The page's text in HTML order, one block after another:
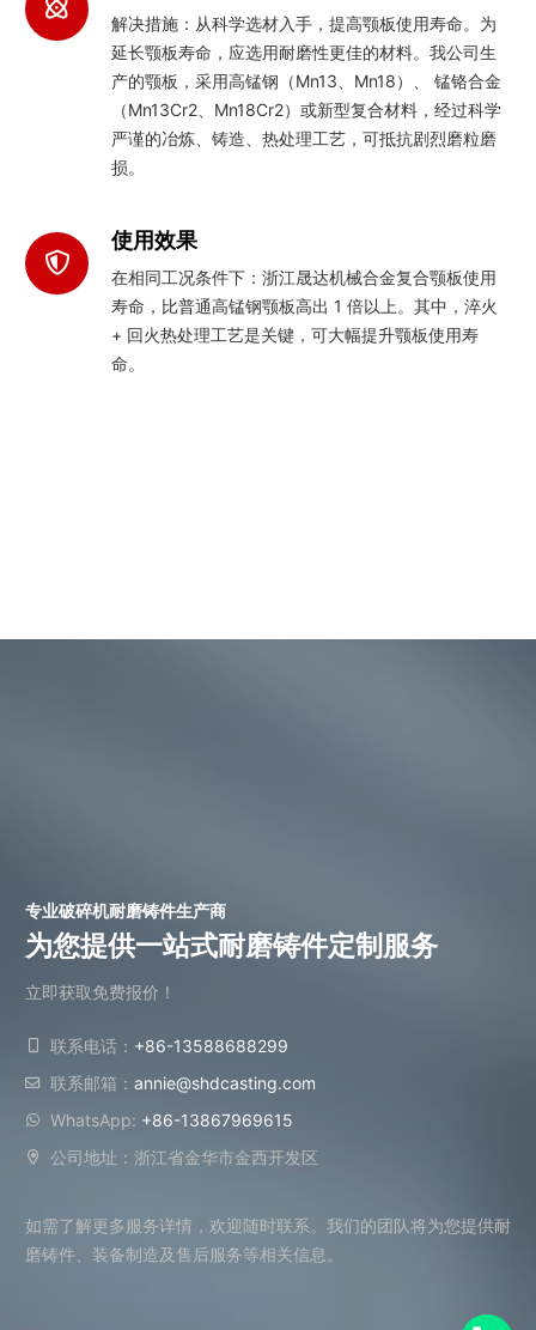
解决措施：从科学选材入手，提高颚板使用寿命。为
延长颚板寿命，应选用耐磨性更佳的材料。我公司生
产的颚板，采用高锰钢（Mn13、Mn18）、 锰铬合金
（Mn13Cr2、Mn18Cr2）或新型复合材料，经过科学
严谨的冶炼、铸造、热处理工艺，可抵抗剧烈磨粒磨
损。
使用效果
在相同工况条件下：浙江晟达机械合金复合颚板使用
寿命，比普通高锰钢颚板高出 1 倍以上。其中，淬火
+ 回火热处理工艺是关键，可大幅提升颚板使用寿
命。
专业破碎机耐磨铸件生产商
为您提供一站式耐磨铸件定制服务
立即获取免费报价！
联系电话： +86-13588688299
联系邮箱： annie@shdcasting.com
WhatsApp: +86-13867969615
公司地址：浙江省金华市金西开发区
如需了解更多服务详情，欢迎随时联系。我们的团队将为您提供耐
磨铸件、装备制造及售后服务等相关信息。